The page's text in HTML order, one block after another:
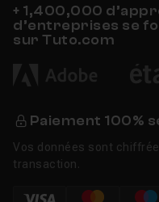
+ 1,400,000
d’entreprises se
sur Tuto.com
Paiement 100%
Vos données sont
transaction.